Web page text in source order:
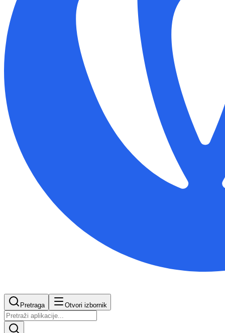
Pretraga Otvori izbornik